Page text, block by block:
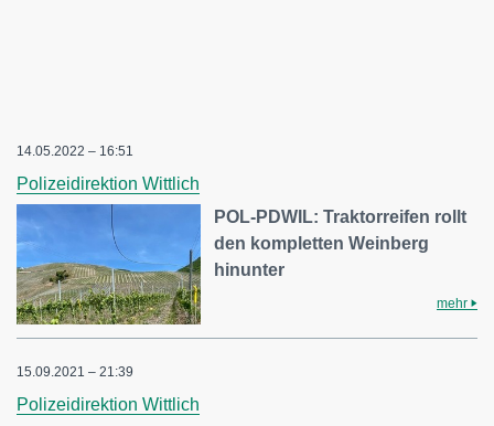
14.05.2022 – 16:51
Polizeidirektion Wittlich
POL-PDWIL: Traktorreifen rollt
den kompletten Weinberg
hinunter
mehr
15.09.2021 – 21:39
Polizeidirektion Wittlich